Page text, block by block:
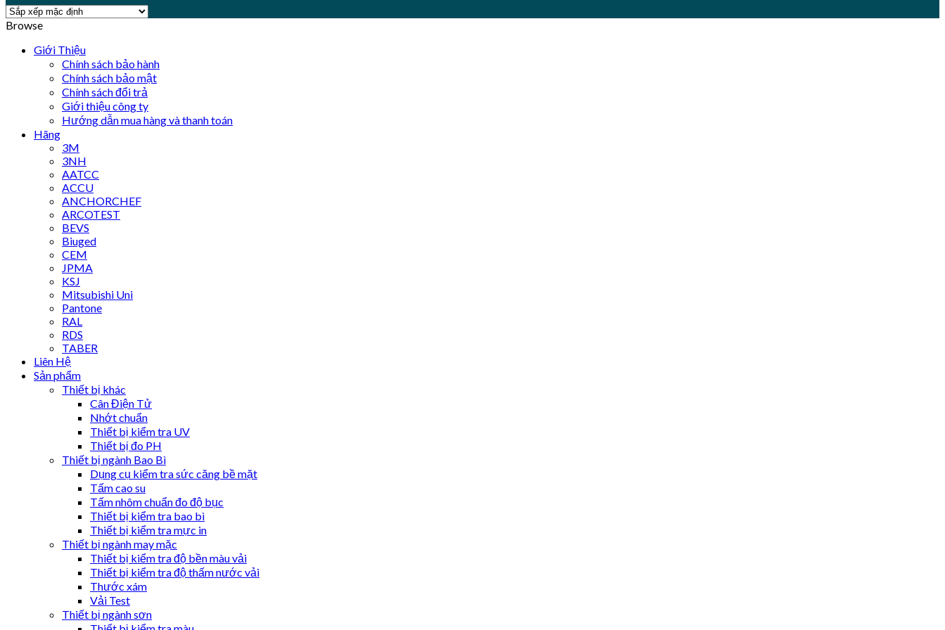
Browse
Giới Thiệu
Chính sách bảo hành
Chính sách bảo mật
Chính sách đổi trả
Giới thiệu công ty
Hướng dẫn mua hàng và thanh toán
Hãng
3M
3NH
AATCC
ACCU
ANCHORCHEF
ARCOTEST
BEVS
Biuged
CEM
JPMA
KSJ
Mitsubishi Uni
Pantone
RAL
RDS
TABER
Liên Hệ
Sản phẩm
Thiết bị khác
Cân Điện Tử
Nhớt chuẩn
Thiết bị kiểm tra UV
Thiết bị đo PH
Thiết bị ngành Bao Bì
Dụng cụ kiểm tra sức căng bề mặt
Tấm cao su
Tấm nhôm chuẩn đo độ bục
Thiết bị kiểm tra bao bì
Thiết bị kiểm tra mực in
Thiết bị ngành may mặc
Thiết bị kiểm tra độ bền màu vải
Thiết bị kiểm tra độ thấm nước vải
Thước xám
Vải Test
Thiết bị ngành sơn